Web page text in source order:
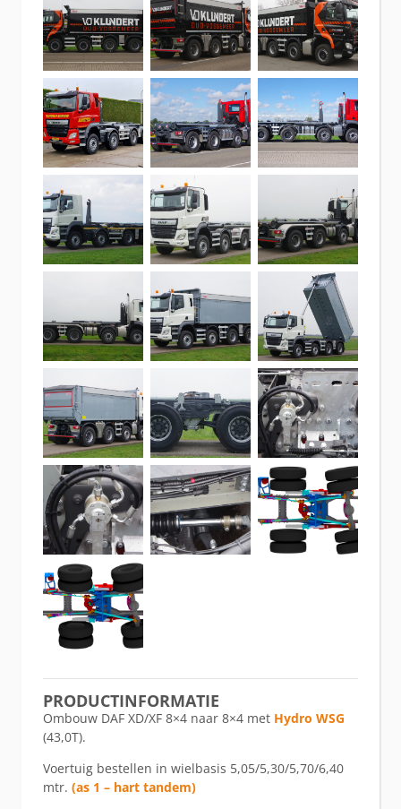
PRODUCTINFORMATIE
Ombouw DAF XD/XF 8×4 naar 8×4 met Hydro WSG
(43,0T).
Voertuig bestellen in wielbasis 5,05/5,30/5,70/6,40
mtr. (as 1 – hart tandem)